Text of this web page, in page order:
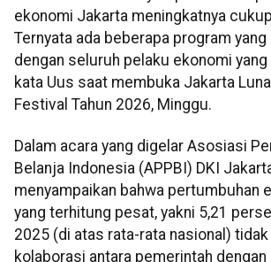
ekonomi Jakarta meningkatnya
Ternyata ada beberapa program
dengan seluruh pelaku ekonomi yang
kata Uus saat membuka Jakarta
Festival Tahun 2026, Minggu.
Dalam acara yang digelar Asosiasi
Belanja Indonesia (APPBI) DKI
menyampaikan bahwa pertumbuhan
yang terhitung pesat, yakni 5,21
2025 (di atas rata-rata nasional)
kolaborasi antara pemerintah dengan